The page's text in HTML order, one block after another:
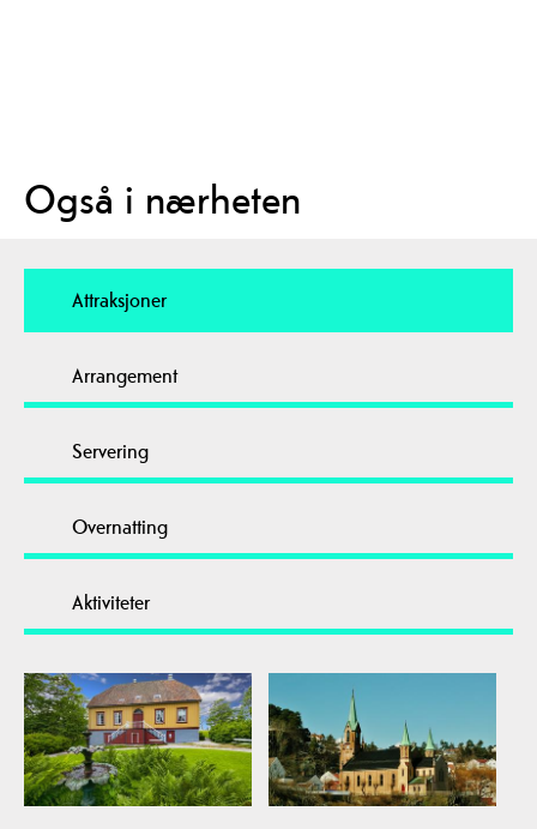
Også i nærheten
Attraksjoner
Arrangement
Servering
Overnatting
Aktiviteter